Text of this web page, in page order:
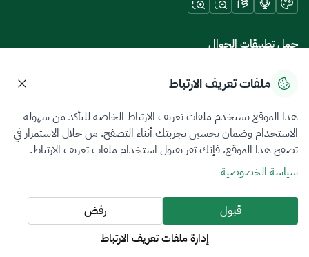
حمل تطبيقات الجوال
سياسة الخصوصيةشروط الاستخدامخريطة الموقع
جميع الحقوق محفوظة 2026 © ZATCA.GOV.SA
تم تطويره وصيانته بواسطة هيئة الزكاة والضريبة والجمارك
آخر تحديث للموقع في
ملفات تعريف الارتباط
هذا الموقع يستخدم ملفات تعريف الارتباط الخاصة للتأكد من سهولة
الاستخدام وضمان تحسين تجربتك أثناء التصفح. من خلال الاستمرار في
تصفح هذا الموقع، فإنك تقر بقبول استخدام ملفات تعريف الارتباط.
سياسة الخصوصية
قبول
رفض
إدارة ملفات تعريف الارتباط